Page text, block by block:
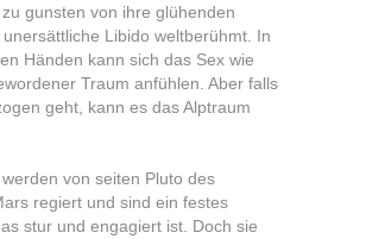
gunsten von ihre glühenden
unersättliche Libido weltberühmt. In
Händen kann sich das Sex wie
Traum anfühlen. Aber falls
geht, kann es das Alptraum
von seiten Pluto des
regiert und sind ein festes
stur und engagiert ist. Doch sie